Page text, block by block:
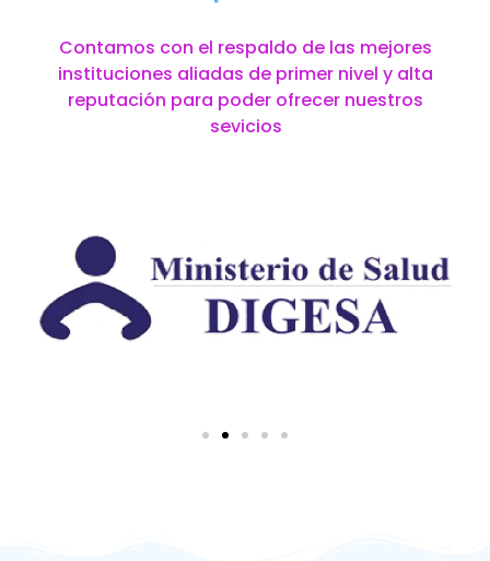
Contamos con el respaldo de las mejores
instituciones aliadas de primer nivel y alta
reputación para poder ofrecer nuestros
sevicios